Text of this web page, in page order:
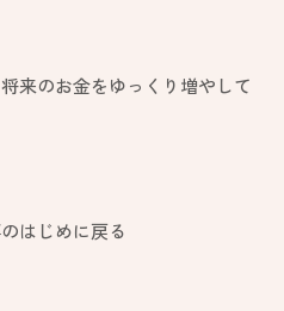
来のお金をゆっくり増やして
はじめに戻る